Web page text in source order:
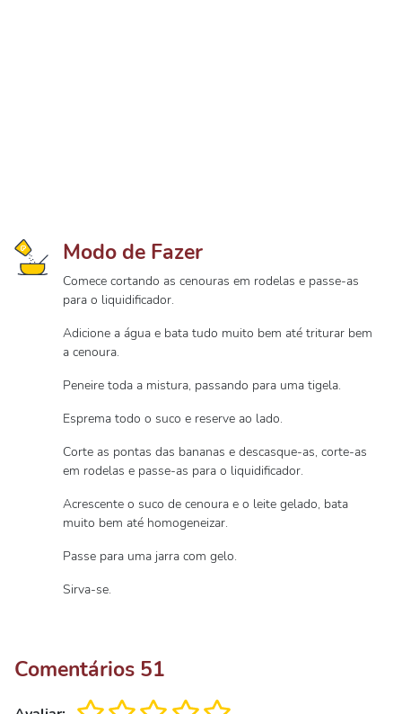
Modo de Fazer
Comece cortando as cenouras em rodelas e passe-as
para o liquidificador.
Adicione a água e bata tudo muito bem até triturar bem
a cenoura.
Peneire toda a mistura, passando para uma tigela.
Esprema todo o suco e reserve ao lado.
Corte as pontas das bananas e descasque-as, corte-as
em rodelas e passe-as para o liquidificador.
Acrescente o suco de cenoura e o leite gelado, bata
muito bem até homogeneizar.
Passe para uma jarra com gelo.
Sirva-se.
Comentários 51